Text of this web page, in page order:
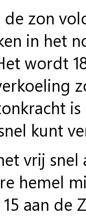
zon
in het
wordt
kunt
vrij
hemel
aan de